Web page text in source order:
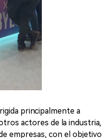
principalmente a
actores de la industria,
empresas, con el objetivo